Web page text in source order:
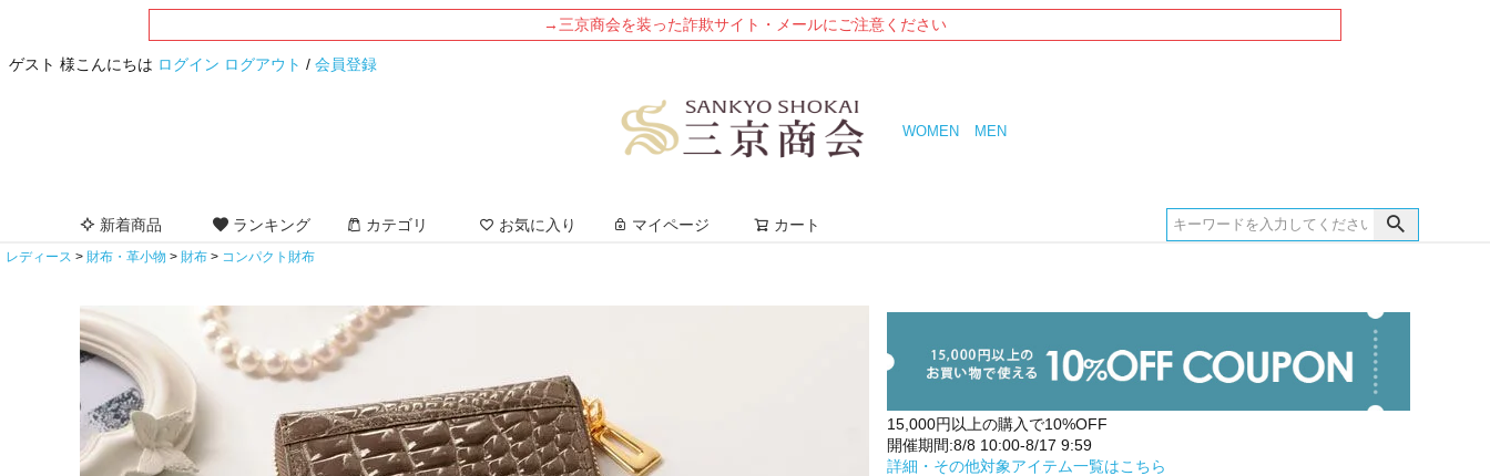
→三京商会を装った詐欺サイト・メールにご注意ください
ゲスト 様こんにちは ログイン ログアウト / 会員登録
WOMEN MEN
新着商品 ランキング カテゴリ お気に入り マイページ カート
レディース 財布・革小物 財布 コンパクト財布
15,000円以上の購入で10%OFF
開催期間:8/8 10:00-8/17 9:59
詳細・その他対象アイテム一覧はこちら